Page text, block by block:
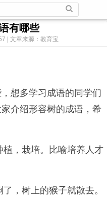
有哪些
| 文章来源：教育宝
多学习成语的同学们
介绍形容树的成语，希
，栽培。比喻培养人才
树上的猴子就散去。